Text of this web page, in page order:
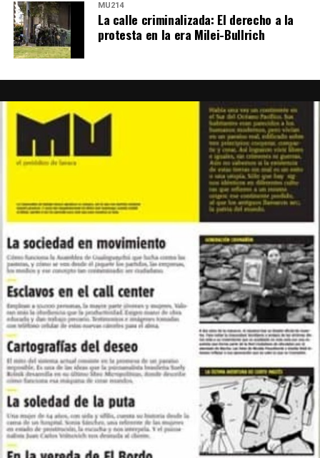
MU214
La calle criminalizada: El derecho a la
protesta en la era Milei-Bullrich